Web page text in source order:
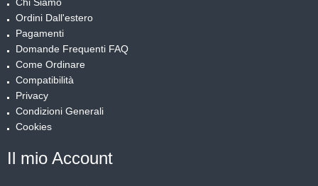
Ordini Dall'estero
Pagamenti
Domande Frequenti FAQ
Come Ordinare
Compatibilità
Privacy
Condizioni Generali
Cookies
Il mio Account